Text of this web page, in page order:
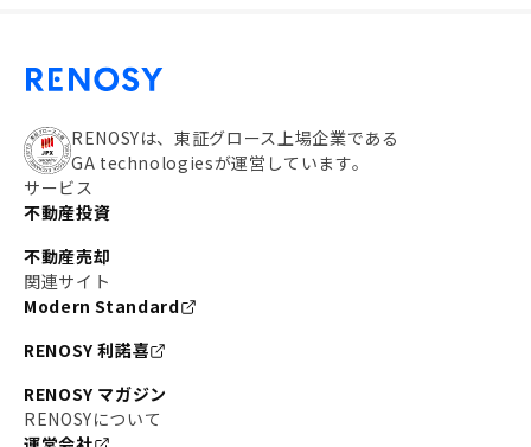
RENOSYは、東証グロース上場企業である
GA technologiesが運営しています。
サービス
不動産投資
不動産売却
関連サイト
Modern Standard
RENOSY 利諾喜
RENOSY マガジン
RENOSYについて